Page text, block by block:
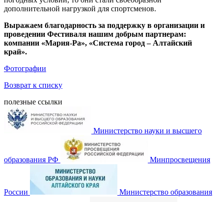
дополнительной нагрузкой для спортсменов.
Выражаем благодарность за поддержку в организации и
проведении Фестиваля нашим добрым партнерам:
компании «Мария-Ра», «Система город – Алтайский
край».
Фотографии
Возврат к списку
полезные ссылки
Министерство науки и высшего
образования РФ Минпросвещения
России Министерство образования